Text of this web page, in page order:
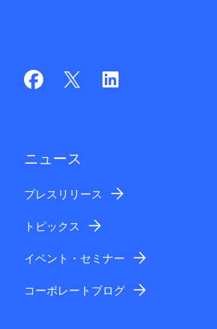
ニュース
プレスリリース
トピックス
イベント・セミナー
コーポレートブログ